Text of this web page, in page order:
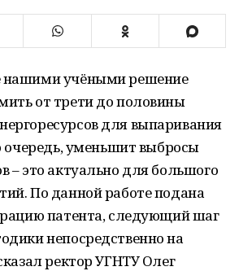
нашими учёными решение
от трети до половины
для выпаривания
очередь, уменьшит выбросы
– это актуально для большого
По данной работе подана
патента, следующий шаг
непосредственно на
ректор УГНТУ Олег